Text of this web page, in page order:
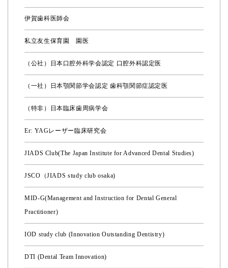
伊賀歯科医師会
私立友生保育園 園医
（公社）日本口腔外科学会認定 口腔外科認定医
（一社）日本顎関節学会認定 歯科顎関節症認定医
（特非）日本臨床歯周病学会
Er: YAGレーザー臨床研究会
JIADS Club(The Japan Institute for Advanced Dental Studies)
JSCO（JIADS study club osaka)
MID-G(Management and Instruction for Dental General
Practitioner)
IOD study club (Innovation Outstanding Dentistry)
DTI (Dental Team Innovation)